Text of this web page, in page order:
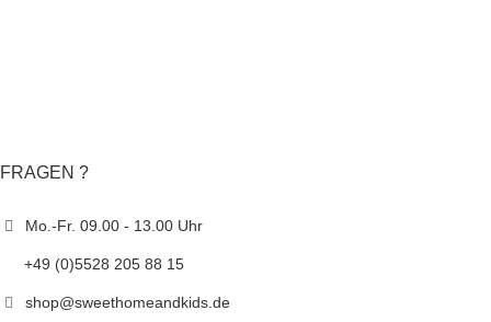
FRAGEN ?
Mo.-Fr. 09.00 - 13.00 Uhr
+49 (0)5528 205 88 15
shop@sweethomeandkids.de